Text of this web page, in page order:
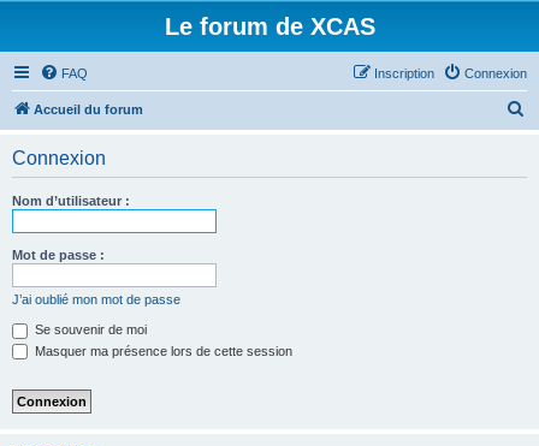
Le forum de XCAS
FAQ Connexion
Inscription
Accueil du forum
Connexion
Nom d’utilisateur :
Mot de passe :
J’ai oublié mon mot de passe
Se souvenir de moi
Masquer ma présence lors de cette session